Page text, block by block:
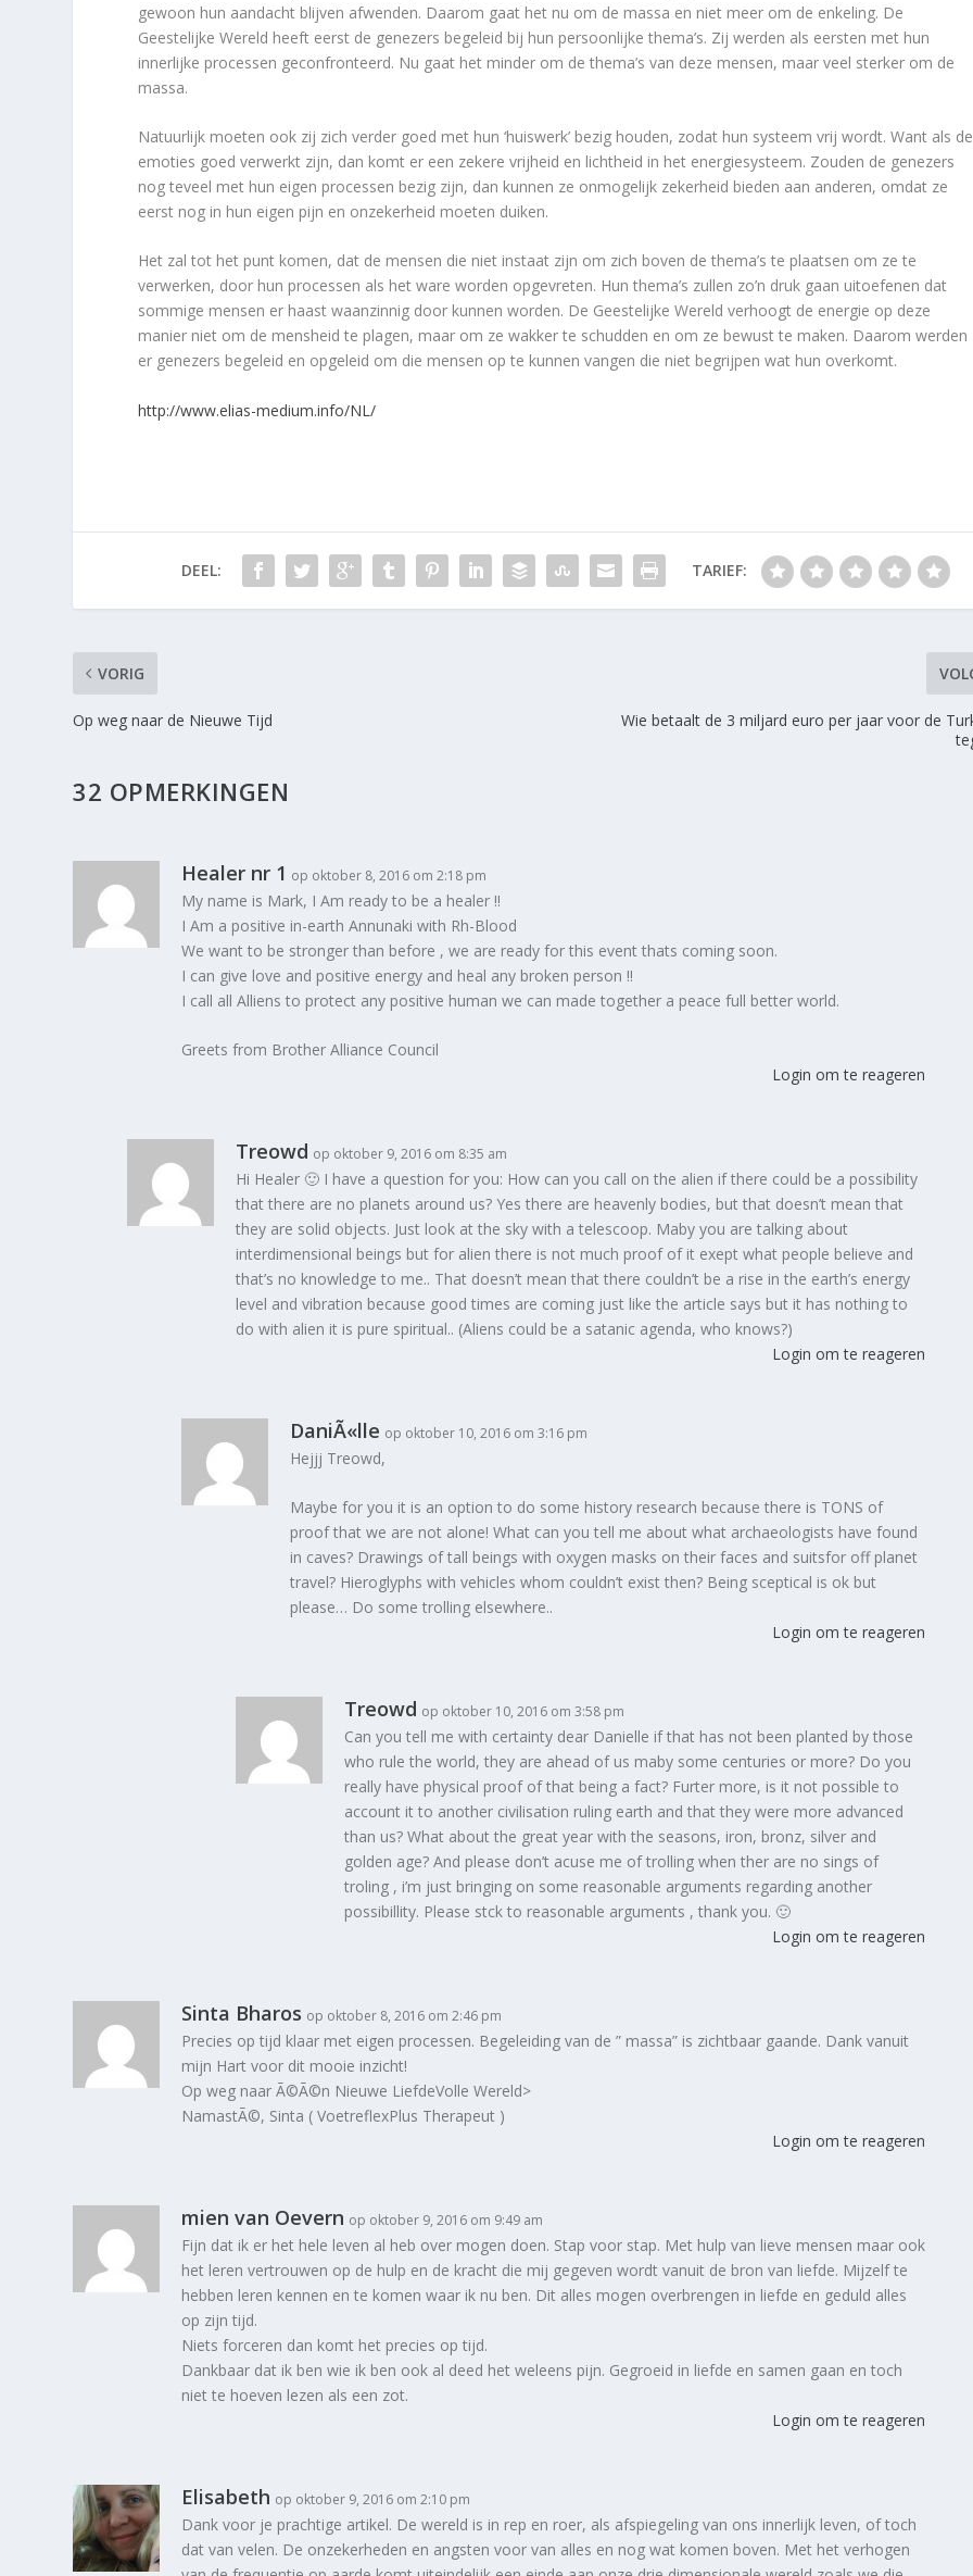
gewoon hun aandacht blijven afwenden. Daarom gaat het nu om de massa en niet meer om de enkeling. De
Geestelijke Wereld heeft eerst de genezers begeleid bij hun persoonlijke thema’s. Zij werden als eersten met hun
innerlijke processen geconfronteerd. Nu gaat het minder om de thema’s van deze mensen, maar veel sterker om de
massa.
Natuurlijk moeten ook zij zich verder goed met hun ‘huiswerk’ bezig houden, zodat hun systeem vrij wordt. Want als de
emoties goed verwerkt zijn, dan komt er een zekere vrijheid en lichtheid in het energiesysteem. Zouden de genezers
nog teveel met hun eigen processen bezig zijn, dan kunnen ze onmogelijk zekerheid bieden aan anderen, omdat ze
eerst nog in hun eigen pijn en onzekerheid moeten duiken.
Het zal tot het punt komen, dat de mensen die niet instaat zijn om zich boven de thema’s te plaatsen om ze te
verwerken, door hun processen als het ware worden opgevreten. Hun thema’s zullen zo’n druk gaan uitoefenen dat
sommige mensen er haast waanzinnig door kunnen worden. De Geestelijke Wereld verhoogt de energie op deze
manier niet om de mensheid te plagen, maar om ze wakker te schudden en om ze bewust te maken. Daarom werden
er genezers begeleid en opgeleid om die mensen op te kunnen vangen die niet begrijpen wat hun overkomt.
http://www.elias-medium.info/NL/
DEEL: TARIEF:
VORIG
Op weg naar de Nieuwe Tijd
Wie betaalt de 3 miljard euro per jaar voor de
32 OPMERKINGEN
Healer nr 1 op oktober 8, 2016 om 2:18 pm
My name is Mark, I Am ready to be a healer !!
I Am a positive in-earth Annunaki with Rh-Blood
We want to be stronger than before , we are ready for this event thats coming soon.
I can give love and positive energy and heal any broken person !!
I call all Alliens to protect any positive human we can made together a peace full better world.
Greets from Brother Alliance Council
Login om te reageren
Treowd op oktober 9, 2016 om 8:35 am
Hi Healer 🙂 I have a question for you: How can you call on the alien if there could be a possibility
that there are no planets around us? Yes there are heavenly bodies, but that doesn’t mean that
they are solid objects. Just look at the sky with a telescoop. Maby you are talking about
interdimensional beings but for alien there is not much proof of it exept what people believe and
that’s no knowledge to me.. That doesn’t mean that there couldn’t be a rise in the earth’s energy
level and vibration because good times are coming just like the article says but it has nothing to
do with alien it is pure spiritual.. (Aliens could be a satanic agenda, who knows?)
Login om te reageren
DaniÃ«lle op oktober 10, 2016 om 3:16 pm
Hejjj Treowd,
Maybe for you it is an option to do some history research because there is TONS of
proof that we are not alone! What can you tell me about what archaeologists have found
in caves? Drawings of tall beings with oxygen masks on their faces and suitsfor off planet
travel? Hieroglyphs with vehicles whom couldn’t exist then? Being sceptical is ok but
please… Do some trolling elsewhere..
Login om te reageren
Treowd op oktober 10, 2016 om 3:58 pm
Can you tell me with certainty dear Danielle if that has not been planted by those
who rule the world, they are ahead of us maby some centuries or more? Do you
really have physical proof of that being a fact? Furter more, is it not possible to
account it to another civilisation ruling earth and that they were more advanced
than us? What about the great year with the seasons, iron, bronz, silver and
golden age? And please don’t acuse me of trolling when ther are no sings of
troling , i’m just bringing on some reasonable arguments regarding another
possibillity. Please stck to reasonable arguments , thank you. 🙂
Login om te reageren
Sinta Bharos op oktober 8, 2016 om 2:46 pm
Precies op tijd klaar met eigen processen. Begeleiding van de ” massa” is zichtbaar gaande. Dank vanuit
mijn Hart voor dit mooie inzicht!
Op weg naar Ã©Ã©n Nieuwe LiefdeVolle Wereld>
NamastÃ©, Sinta ( VoetreflexPlus Therapeut )
Login om te reageren
mien van Oevern op oktober 9, 2016 om 9:49 am
Fijn dat ik er het hele leven al heb over mogen doen. Stap voor stap. Met hulp van lieve mensen maar ook
het leren vertrouwen op de hulp en de kracht die mij gegeven wordt vanuit de bron van liefde. Mijzelf te
hebben leren kennen en te komen waar ik nu ben. Dit alles mogen overbrengen in liefde en geduld alles
op zijn tijd.
Niets forceren dan komt het precies op tijd.
Dankbaar dat ik ben wie ik ben ook al deed het weleens pijn. Gegroeid in liefde en samen gaan en toch
niet te hoeven lezen als een zot.
Login om te reageren
Elisabeth op oktober 9, 2016 om 2:10 pm
Dank voor je prachtige artikel. De wereld is in rep en roer, als afspiegeling van ons innerlijk leven, of toch
dat van velen. De onzekerheden en angsten voor van alles en nog wat komen boven. Met het verhogen